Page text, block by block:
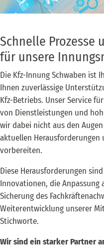
Schnelle Prozesse
für unsere
Die Kfz-Innung Schwaben ist
Ihnen zuverlässige
Kfz-Betriebs. Unser Service
von Dienstleistungen und
wir dabei nicht aus den
aktuellen Herausforderungen
vorbereiten.
Diese Herausforderungen
Innovationen, die Anpassung
Sicherung des
Weiterentwicklung unserer
Stichworte.
Wir sind ein starker Partner